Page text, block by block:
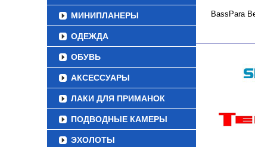
МИНИПЛАНЕРЫ
ОДЕЖДА
ОБУВЬ
АКСЕССУАРЫ
ЛАКИ ДЛЯ ПРИМАНОК
ПОДВОДНЫЕ КАМЕРЫ
ЭХОЛОТЫ
BassPara